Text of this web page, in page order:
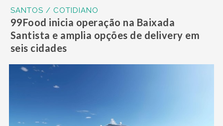
SANTOS / COTIDIANO
99Food inicia operação na Baixada
Santista e amplia opções de delivery em
seis cidades